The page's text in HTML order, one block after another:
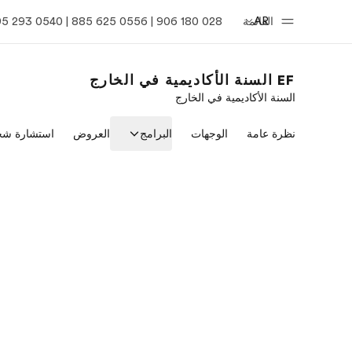
القائمة
AR
028 180 906 | 0556 625 885 | 0540 293 395
أهلا بكم في إي أف شاهد كل ما
EF السنة الأكاديمية في الخارج
السنة الأكاديمية في الخارج
نظرة عامة الوجهات البرامج العروض استشارة